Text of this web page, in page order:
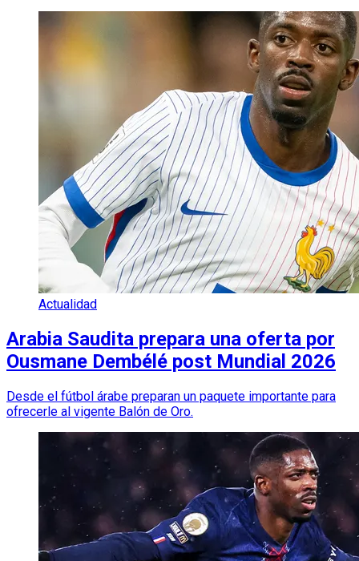
Actualidad
Arabia Saudita prepara una oferta por
Ousmane Dembélé post Mundial 2026
Desde el fútbol árabe preparan un paquete importante para
ofrecerle al vigente Balón de Oro.